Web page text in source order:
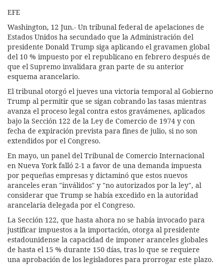
EFE
Washington, 12 Jun.- Un tribunal federal de apelaciones de
Estados Unidos ha secundado que la Administración del
presidente Donald Trump siga aplicando el gravamen global
del 10 % impuesto por el republicano en febrero después de
que el Supremo invalidara gran parte de su anterior
esquema arancelario.
El tribunal otorgó el jueves una victoria temporal al Gobierno
Trump al permitir que se sigan cobrando las tasas mientras
avanza el proceso legal contra estos gravámenes, aplicados
bajo la Sección 122 de la Ley de Comercio de 1974 y con
fecha de expiración prevista para fines de julio, si no son
extendidos por el Congreso.
En mayo, un panel del Tribunal de Comercio Internacional
en Nueva York falló 2-1 a favor de una demanda impuesta
por pequeñas empresas y dictaminó que estos nuevos
aranceles eran "inválidos" y "no autorizados por la ley", al
considerar que Trump se había excedido en la autoridad
arancelaria delegada por el Congreso.
La Sección 122, que hasta ahora no se había invocado para
justificar impuestos a la importación, otorga al presidente
estadounidense la capacidad de imponer aranceles globales
de hasta el 15 % durante 150 días, tras lo que se requiere
una aprobación de los legisladores para prorrogar este plazo.